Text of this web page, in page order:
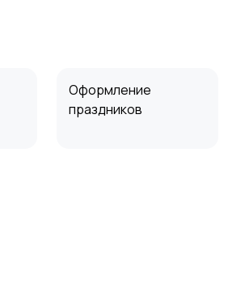
Оформление
праздников